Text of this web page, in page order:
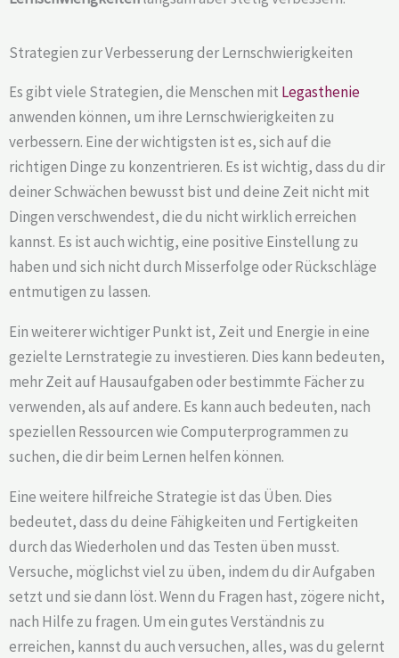
Strategien zur Verbesserung der Lernschwierigkeiten
Es gibt viele Strategien, die Menschen mit Legasthenie
anwenden können, um ihre Lernschwierigkeiten zu
verbessern. Eine der wichtigsten ist es, sich auf die
richtigen Dinge zu konzentrieren. Es ist wichtig, dass du dir
deiner Schwächen bewusst bist und deine Zeit nicht mit
Dingen verschwendest, die du nicht wirklich erreichen
kannst. Es ist auch wichtig, eine positive Einstellung zu
haben und sich nicht durch Misserfolge oder Rückschläge
entmutigen zu lassen.
Ein weiterer wichtiger Punkt ist, Zeit und Energie in eine
gezielte Lernstrategie zu investieren. Dies kann bedeuten,
mehr Zeit auf Hausaufgaben oder bestimmte Fächer zu
verwenden, als auf andere. Es kann auch bedeuten, nach
speziellen Ressourcen wie Computerprogrammen zu
suchen, die dir beim Lernen helfen können.
Eine weitere hilfreiche Strategie ist das Üben. Dies
bedeutet, dass du deine Fähigkeiten und Fertigkeiten
durch das Wiederholen und das Testen üben musst.
Versuche, möglichst viel zu üben, indem du dir Aufgaben
setzt und sie dann löst. Wenn du Fragen hast, zögere nicht,
nach Hilfe zu fragen. Um ein gutes Verständnis zu
erreichen, kannst du auch versuchen, alles, was du gelernt